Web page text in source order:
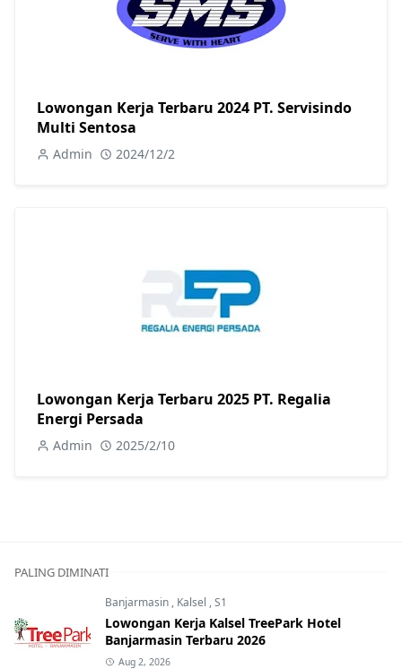
Lowongan Kerja Terbaru 2024 PT. Servisindo
Multi Sentosa
Admin 2024/12/2
Lowongan Kerja Terbaru 2025 PT. Regalia
Energi Persada
Admin 2025/2/10
PALING DIMINATI
Banjarmasin , Kalsel ,S1
Lowongan Kerja Kalsel TreePark Hotel
Banjarmasin Terbaru 2026
Aug 2, 2026